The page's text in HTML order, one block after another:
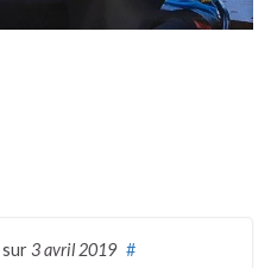
sur 3 avril 2019 #